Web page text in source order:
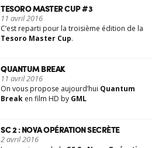
TESORO MASTER CUP #3
11 avril 2016
C’est reparti pour la troisième édition de la
Tesoro Master Cup.
QUANTUM BREAK
11 avril 2016
On vous propose aujourd’hui Quantum
Break en film HD by GML
SC 2 : NOVA OPÉRATION SECRÈTE
2 avril 2016